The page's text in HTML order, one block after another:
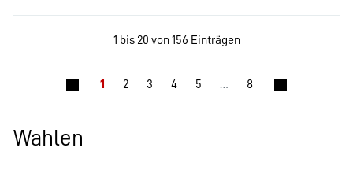
1 bis 20 von 156 Einträgen
1 2 3 4 5 … 8
Wahlen